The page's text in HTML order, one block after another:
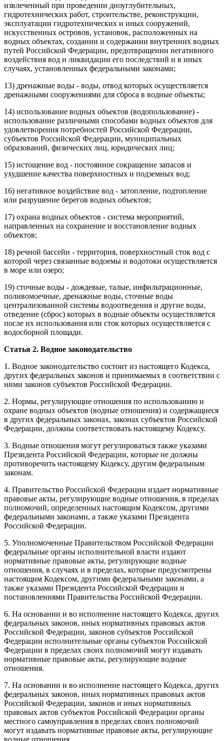
извлеченный при проведении дноуглубительных,
гидротехнических работ, строительстве, реконструкции,
эксплуатации гидротехнических и иных сооружений,
искусственных островов, установок, расположенных на
водных объектах, создании и содержании внутренних водных
путей Российской Федерации, предотвращении негативного
воздействия вод и ликвидации его последствий и в иных
случаях, установленных федеральными законами;
13) дренажные воды - воды, отвод которых осуществляется
дренажными сооружениями для сброса в водные объекты;
14) использование водных объектов (водопользование) -
использование различными способами водных объектов для
удовлетворения потребностей Российской Федерации,
субъектов Российской Федерации, муниципальных
образований, физических лиц, юридических лиц;
15) истощение вод - постоянное сокращение запасов и
ухудшение качества поверхностных и подземных вод;
16) негативное воздействие вод - затопление, подтопление
или разрушение берегов водных объектов;
17) охрана водных объектов - система мероприятий,
направленных на сохранение и восстановление водных
объектов;
18) речной бассейн - территория, поверхностный сток вод с
которой через связанные водоемы и водотоки осуществляется
в море или озеро;
19) сточные воды - дождевые, талые, инфильтрационные,
поливомоечные, дренажные воды, сточные воды
централизованной системы водоотведения и другие воды,
отведение (сброс) которых в водные объекты осуществляется
после их использования или сток которых осуществляется с
водосборной площади.
Статья 2. Водное законодательство
1. Водное законодательство состоит из настоящего Кодекса,
других федеральных законов и принимаемых в соответствии с
ними законов субъектов Российской Федерации.
2. Нормы, регулирующие отношения по использованию и
охране водных объектов (водные отношения) и содержащиеся
в других федеральных законах, законах субъектов Российской
Федерации, должны соответствовать настоящему Кодексу.
3. Водные отношения могут регулироваться также указами
Президента Российской Федерации, которые не должны
противоречить настоящему Кодексу, другим федеральным
законам.
4. Правительство Российской Федерации издает нормативные
правовые акты, регулирующие водные отношения, в пределах
полномочий, определенных настоящим Кодексом, другими
федеральными законами, а также указами Президента
Российской Федерации.
5. Уполномоченные Правительством Российской Федерации
федеральные органы исполнительной власти издают
нормативные правовые акты, регулирующие водные
отношения, в случаях и в пределах, которые предусмотрены
настоящим Кодексом, другими федеральными законами, а
также указами Президента Российской Федерации и
постановлениями Правительства Российской Федерации.
6. На основании и во исполнение настоящего Кодекса, других
федеральных законов, иных нормативных правовых актов
Российской Федерации, законов субъектов Российской
Федерации исполнительные органы субъектов Российской
Федерации в пределах своих полномочий могут издавать
нормативные правовые акты, регулирующие водные
отношения.
7. На основании и во исполнение настоящего Кодекса, других
федеральных законов, иных нормативных правовых актов
Российской Федерации, законов и иных нормативных
правовых актов субъектов Российской Федерации органы
местного самоуправления в пределах своих полномочий
могут издавать нормативные правовые акты, регулирующие
водные отношения.